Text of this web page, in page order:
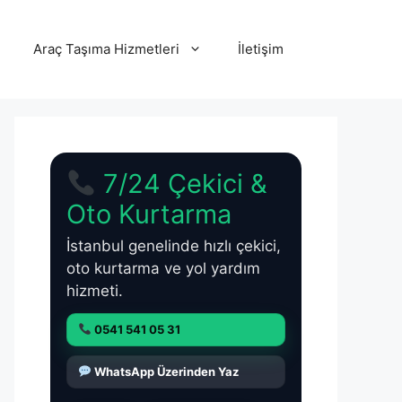
Araç Taşıma Hizmetleri İletişim
7/24 Çekici &
Oto Kurtarma
İstanbul genelinde hızlı çekici,
oto kurtarma ve yol yardım
hizmeti.
0541 541 05 31
WhatsApp Üzerinden Yaz